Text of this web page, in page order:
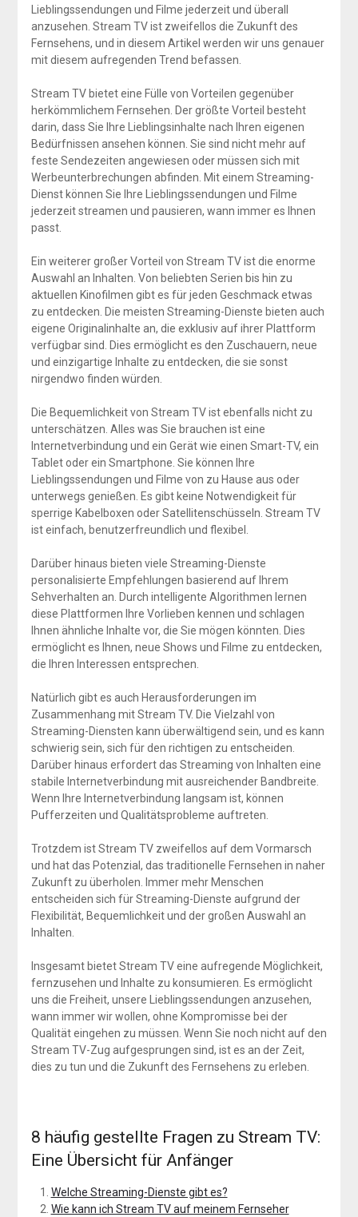
Lieblingssendungen und Filme jederzeit und überall
anzusehen. Stream TV ist zweifellos die Zukunft des
Fernsehens, und in diesem Artikel werden wir uns genauer
mit diesem aufregenden Trend befassen.
Stream TV bietet eine Fülle von Vorteilen gegenüber
herkömmlichem Fernsehen. Der größte Vorteil besteht
darin, dass Sie Ihre Lieblingsinhalte nach Ihren eigenen
Bedürfnissen ansehen können. Sie sind nicht mehr auf
feste Sendezeiten angewiesen oder müssen sich mit
Werbeunterbrechungen abfinden. Mit einem Streaming-
Dienst können Sie Ihre Lieblingssendungen und Filme
jederzeit streamen und pausieren, wann immer es Ihnen
passt.
Ein weiterer großer Vorteil von Stream TV ist die enorme
Auswahl an Inhalten. Von beliebten Serien bis hin zu
aktuellen Kinofilmen gibt es für jeden Geschmack etwas
zu entdecken. Die meisten Streaming-Dienste bieten auch
eigene Originalinhalte an, die exklusiv auf ihrer Plattform
verfügbar sind. Dies ermöglicht es den Zuschauern, neue
und einzigartige Inhalte zu entdecken, die sie sonst
nirgendwo finden würden.
Die Bequemlichkeit von Stream TV ist ebenfalls nicht zu
unterschätzen. Alles was Sie brauchen ist eine
Internetverbindung und ein Gerät wie einen Smart-TV, ein
Tablet oder ein Smartphone. Sie können Ihre
Lieblingssendungen und Filme von zu Hause aus oder
unterwegs genießen. Es gibt keine Notwendigkeit für
sperrige Kabelboxen oder Satellitenschüsseln. Stream TV
ist einfach, benutzerfreundlich und flexibel.
Darüber hinaus bieten viele Streaming-Dienste
personalisierte Empfehlungen basierend auf Ihrem
Sehverhalten an. Durch intelligente Algorithmen lernen
diese Plattformen Ihre Vorlieben kennen und schlagen
Ihnen ähnliche Inhalte vor, die Sie mögen könnten. Dies
ermöglicht es Ihnen, neue Shows und Filme zu entdecken,
die Ihren Interessen entsprechen.
Natürlich gibt es auch Herausforderungen im
Zusammenhang mit Stream TV. Die Vielzahl von
Streaming-Diensten kann überwältigend sein, und es kann
schwierig sein, sich für den richtigen zu entscheiden.
Darüber hinaus erfordert das Streaming von Inhalten eine
stabile Internetverbindung mit ausreichender Bandbreite.
Wenn Ihre Internetverbindung langsam ist, können
Pufferzeiten und Qualitätsprobleme auftreten.
Trotzdem ist Stream TV zweifellos auf dem Vormarsch
und hat das Potenzial, das traditionelle Fernsehen in naher
Zukunft zu überholen. Immer mehr Menschen
entscheiden sich für Streaming-Dienste aufgrund der
Flexibilität, Bequemlichkeit und der großen Auswahl an
Inhalten.
Insgesamt bietet Stream TV eine aufregende Möglichkeit,
fernzusehen und Inhalte zu konsumieren. Es ermöglicht
uns die Freiheit, unsere Lieblingssendungen anzusehen,
wann immer wir wollen, ohne Kompromisse bei der
Qualität eingehen zu müssen. Wenn Sie noch nicht auf den
Stream TV-Zug aufgesprungen sind, ist es an der Zeit,
dies zu tun und die Zukunft des Fernsehens zu erleben.
8 häufig gestellte Fragen zu Stream TV:
Eine Übersicht für Anfänger
Welche Streaming-Dienste gibt es?
Wie kann ich Stream TV auf meinem Fernseher